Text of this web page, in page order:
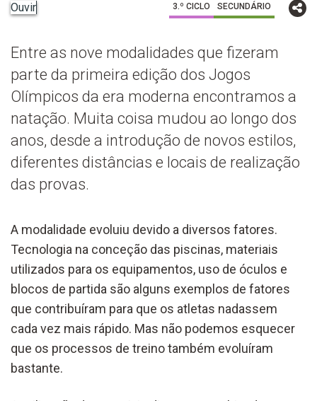
Ouvir 3.º CICLO SECUNDÁRIO
Entre as nove modalidades que fizeram
parte da primeira edição dos Jogos
Olímpicos da era moderna encontramos a
natação. Muita coisa mudou ao longo dos
anos, desde a introdução de novos estilos,
diferentes distâncias e locais de realização
das provas.
A modalidade evoluiu devido a diversos fatores.
Tecnologia na conceção das piscinas, materiais
utilizados para os equipamentos, uso de óculos e
blocos de partida são alguns exemplos de fatores
que contribuíram para que os atletas nadassem
cada vez mais rápido. Mas não podemos esquecer
que os processos de treino também evoluíram
bastante.